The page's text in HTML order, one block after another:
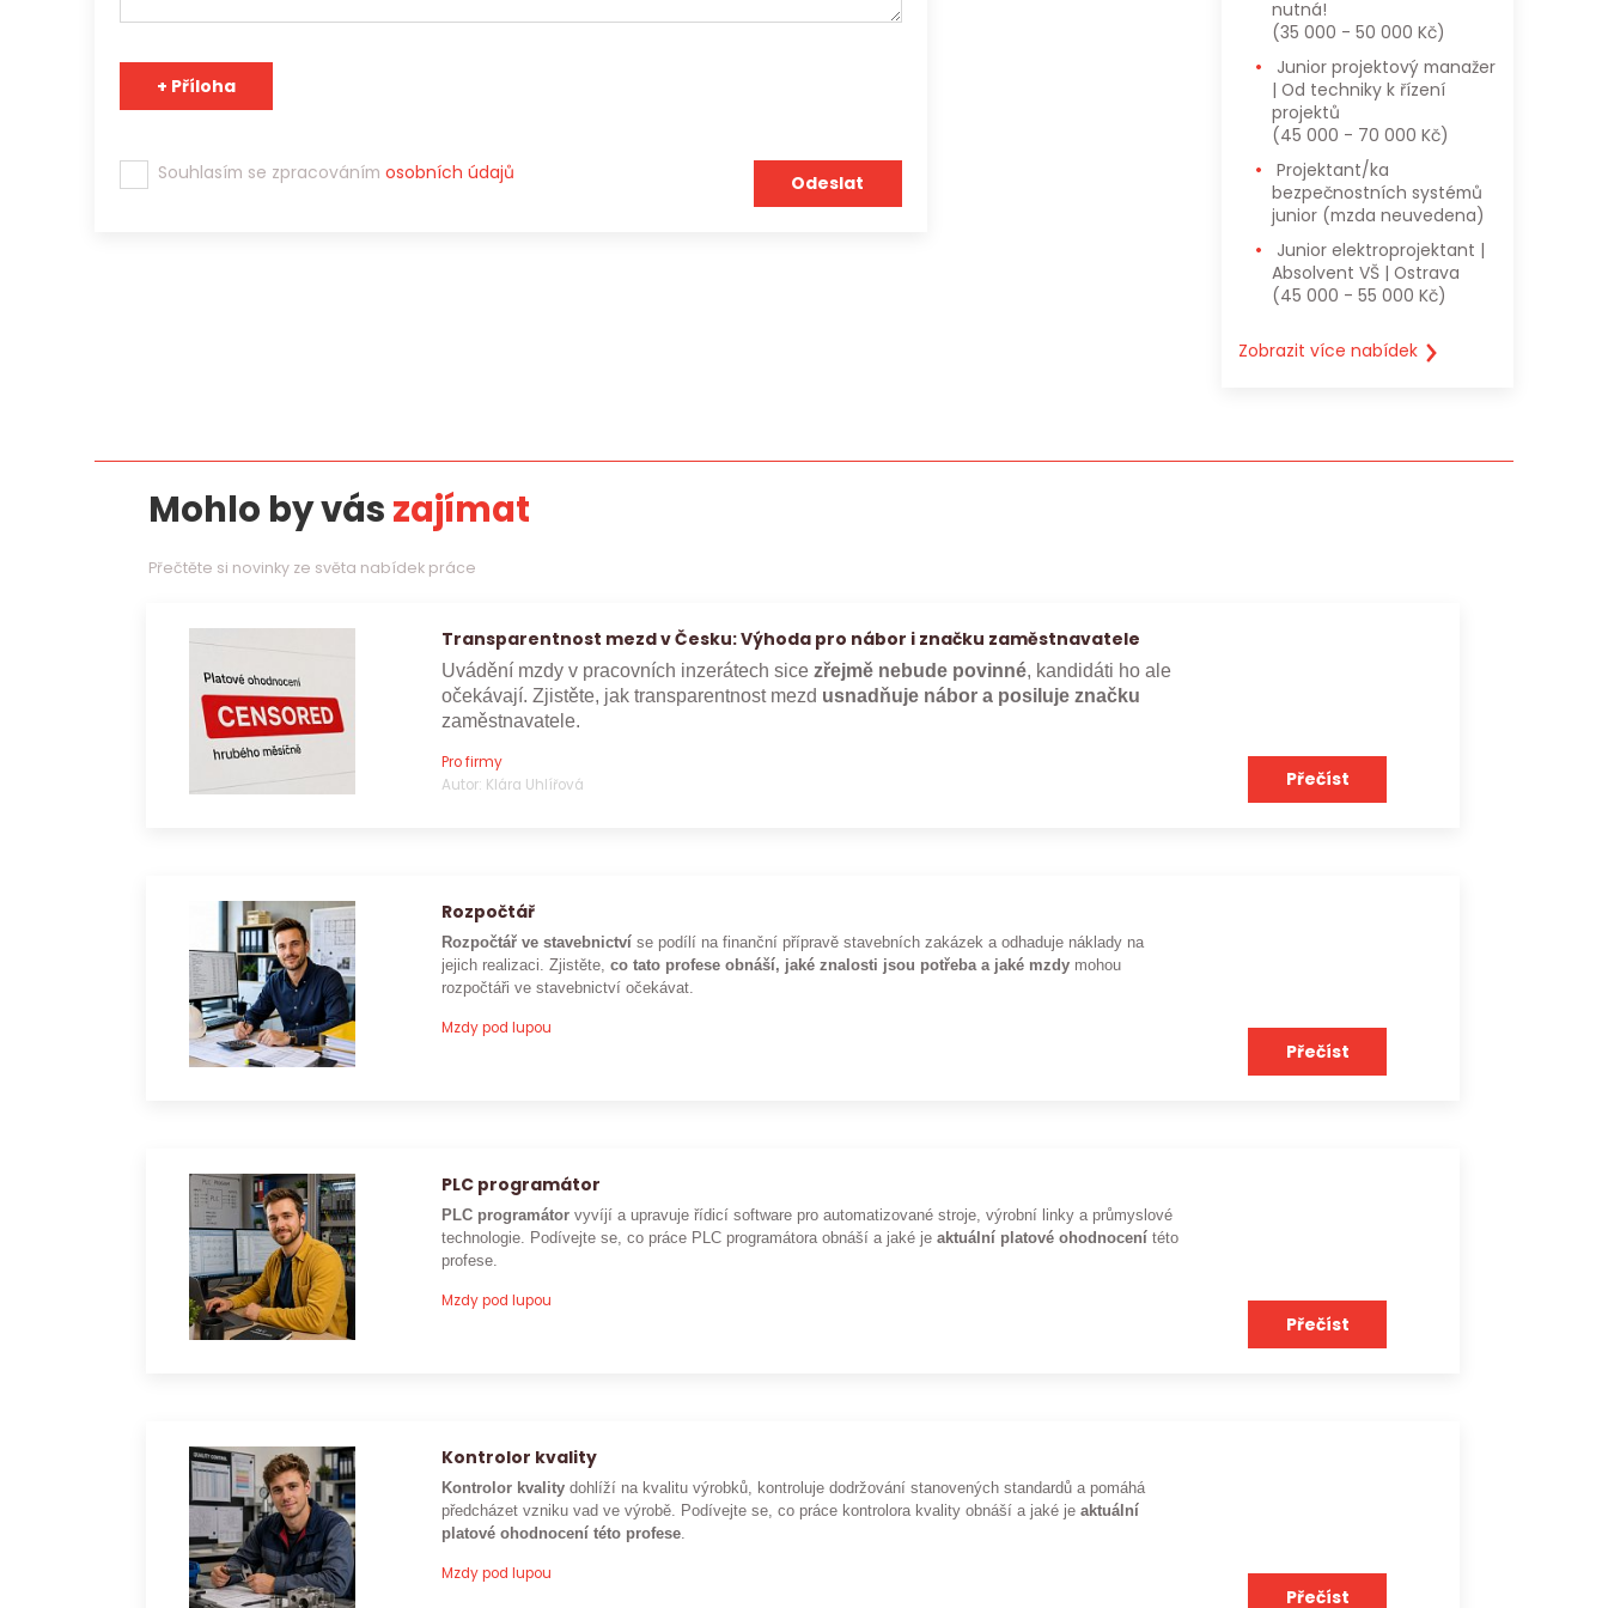
Souhlasím se zpracováním osobních údajů
nutná!
(35 000 - 50 000 Kč)
| Od techniky k řízení
projektů
(45 000 - 70 000 Kč)
bezpečnostních systémů
junior (mzda neuvedena)
Absolvent VŠ | Ostrava
(45 000 - 55 000 Kč)
Zobrazit více nabídek
Mohlo by vászajímat
Přečtěte si novinky ze světa nabídek práce
Transparentnost mezd v Česku: Výhoda pro nábor i značku zaměstnavatele
Uvádění mzdy v pracovních inzerátech sicezřejmě nebude povinné, kandidáti ho ale
očekávají. Zjistěte, jak transparentnost mezd usnadňuje nábor a posiluje značku
zaměstnavatele.
Pro firmy
Autor: Klára Uhlířová
Přečíst
Rozpočtář
Rozpočtář ve stavebnictví se podílí na finanční přípravě stavebních zakázek a odhaduje náklady na
jejich realizaci. Zjistěte,co tato profese obnáší, jaké znalosti jsou potřeba a jaké mzdy mohou
rozpočtáři ve stavebnictví očekávat.
Mzdy pod lupou
Přečíst
PLC programátor
PLC programátor vyvíjí a upravuje řídicí software pro automatizované stroje, výrobní linky a průmyslové
technologie. Podívejte se, co práce PLC programátora obnáší a jaké je aktuální platové ohodnocení této
profese.
Mzdy pod lupou
Přečíst
Kontrolor kvality
Kontrolor kvality dohlíží na kvalitu výrobků, kontroluje dodržování stanovených standardů a pomáhá
předcházet vzniku vad ve výrobě. Podívejte se, co práce kontrolora kvality obnáší a jaké jeaktuální
platové ohodnocení této profese
Mzdy pod lupou
Přečíst